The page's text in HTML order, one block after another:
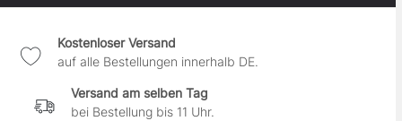
Kostenloser Versand
auf alle Bestellungen innerhalb DE.
Versand am selben Tag
bei Bestellung bis 11 Uhr.